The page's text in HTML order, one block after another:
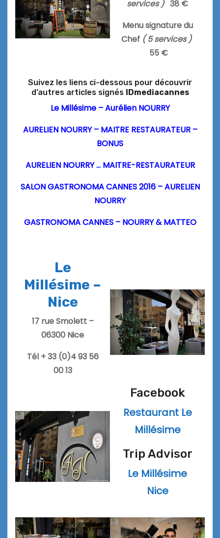
services )38 €
Menu signature du
Chef ( 5 services )
55 €
Suivez les liens ci-dessous pour découvrir
d’autres articles signés IDmediacannes
Le Millésime – Aurélien NOURRY
AURELIEN NOURRY – MAITRE RESTAURATEUR –
BONUS
AURELIEN NOURRY … MAITRE-RESTAURATEUR
SALON GASTRONOMA CANNES 2016 – AURELIEN
NOURRY
GASTRONOMA CANNES – NOURRY & MATTEO
Le
Millésime –
Nice
17 rue Smolett –
06300 Nice
Tél + 33 (0)4 93 56
00 13
Facebook
Restaurant Le
Millésime
Trip Advisor
Le Millésime
Nice